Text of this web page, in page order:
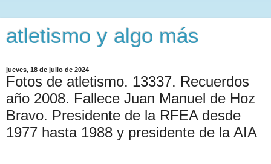
atletismo y algo más
jueves, 18 de julio de 2024
Fotos de atletismo. 13337. Recuerdos
año 2008. Fallece Juan Manuel de Hoz
Bravo. Presidente de la RFEA desde
1977 hasta 1988 y presidente de la AIA